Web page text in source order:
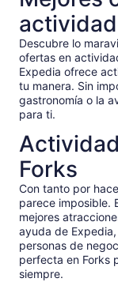
Descubre lo
ofertas en
Expedia ofrece
tu manera. Sin
gastronomía o la
para ti.
Forks
Con tanto por
parece imposible.
mejores
ayuda de
personas de
perfecta en Forks
siempre.